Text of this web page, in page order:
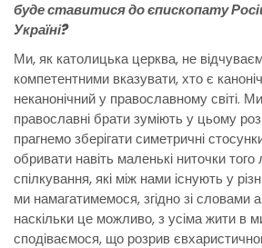
буде ставитися до єпископату
Україні?
Ми, як католицька церква, не
компетентними вказувати, хто є
неканонічний у православному світі.
православні брати зуміють у цьому
прагнемо зберігати симетричні
обривати навіть маленькі ниточки
спілкування, які між нами існують у
ми намагатимемося, згідно зі словами
наскільки це можливо, з усіма жити в
сподіваємося, що розрив